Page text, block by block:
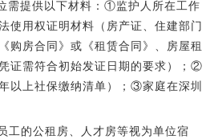
需提供以下材料：①监护人所在工作
使用权证明材料（房产证、住建部门
购房合同》或《租赁合同》、房屋租
证需符合初始发证日期的要求）；②
以上社保缴纳清单）；③家庭在深圳
工的公租房、人才房等视为单位宿